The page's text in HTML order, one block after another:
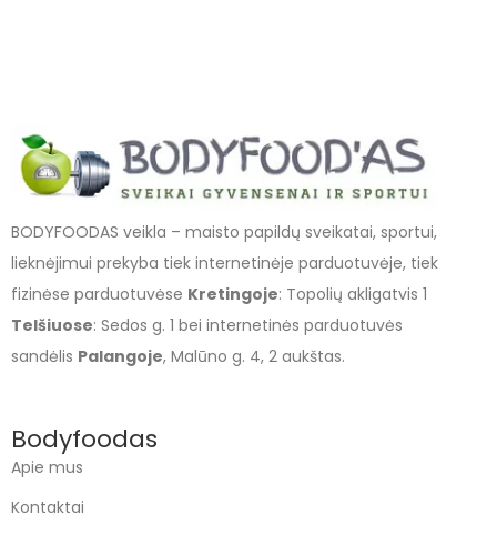
BODYFOODAS veikla – maisto papildų sveikatai, sportui,
lieknėjimui prekyba tiek internetinėje parduotuvėje, tiek
fizinėse parduotuvėse Kretingoje: Topolių akligatvis 1
Telšiuose: Sedos g. 1 bei internetinės parduotuvės
sandėlis Palangoje, Malūno g. 4, 2 aukštas.
Bodyfoodas
Apie mus
Kontaktai